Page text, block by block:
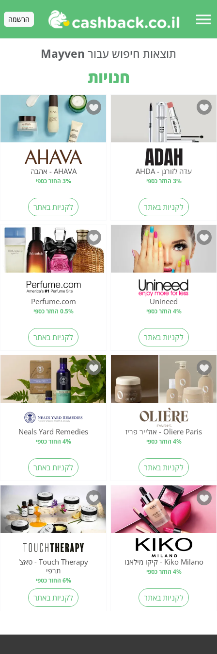
menu הרשמה
תוצאות חיפוש עבור Mayven
חנויות
עדה לזורגן - AHDA
3% החזר כספי
לקניות באתר
AHAVA - אהבה
3% החזר כספי
לקניות באתר
Unineed
4% החזר כספי
לקניות באתר
Perfume.com
0.5% החזר כספי
לקניות באתר
Oliere Paris - אולייר פריז
4% החזר כספי
לקניות באתר
Neals Yard Remedies
4% החזר כספי
לקניות באתר
Kiko Milano - קיקו מילאנו
4% החזר כספי
לקניות באתר
Touch Therapy - טאצ'
תרפי
6% החזר כספי
לקניות באתר